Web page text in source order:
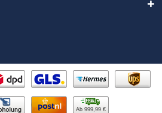
Ab 999,99 €